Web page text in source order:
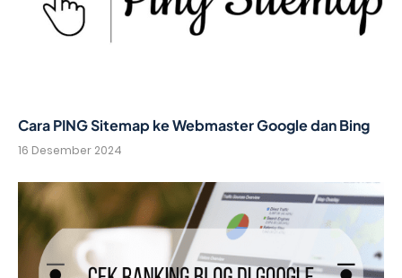
Cara PING Sitemap ke Webmaster Google dan Bing
16 Desember 2024